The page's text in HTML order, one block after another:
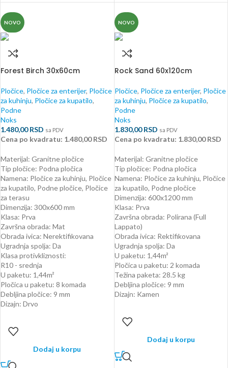
NOVO
Forest Birch 30x60cm
Pločice, Pločice za enterijer, Pločice
za kuhinju, Pločice za kupatilo,
Podne
Noks
1.480,00RSD sa PDV
Cena po kvadratu: 1.480,00 RSD
Materijal: Granitne pločice
Tip pločice: Podna pločica
Namena: Pločice za kuhinju, Pločice
za kupatilo, Podne pločice, Pločice
za terasu
Dimenzija: 300x600 mm
Klasa: Prva
Završna obrada: Mat
Obrada ivica: Nerektifikovana
Ugradnja spolja: Da
Klasa protivkliznosti:
R10 - srednja
U paketu: 1,44m²
Pločica u paketu: 8 komada
Debljina pločice: 9 mm
Dizajn: Drvo
Dodaj u korpu
NOVO
Rock Sand 60x120cm
Pločice, Pločice za enterijer, Pločice
za kuhinju, Pločice za kupatilo,
Podne
Noks
1.830,00RSD sa PDV
Cena po kvadratu: 1.830,00 RSD
Materijal: Granitne pločice
Tip pločice: Podna pločica
Namena: Pločice za kuhinju, Pločice
za kupatilo, Podne pločice
Dimenzija: 600x1200 mm
Klasa: Prva
Završna obrada: Polirana (Full
Lappato)
Obrada ivica: Rektifikovana
Ugradnja spolja: Da
U paketu: 1,44m²
Pločica u paketu: 2 komada
Težina paketa: 28.5 kg
Debljina pločice: 9 mm
Dizajn: Kamen
Dodaj u korpu